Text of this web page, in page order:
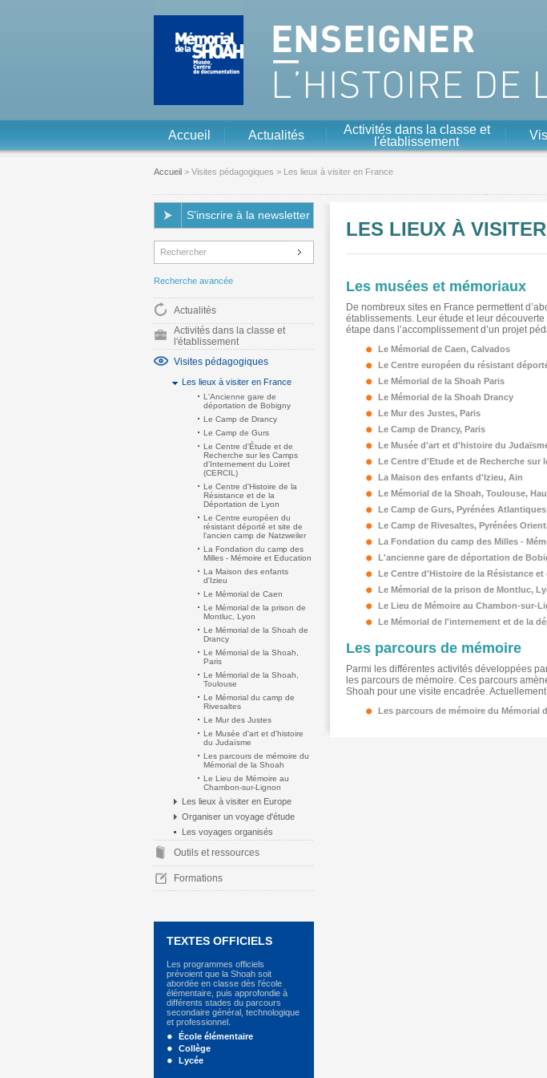
Accueil Actualités
Activités dans la classe et
l'établissement
Accueil > Visites pédagogiques > Les lieux à visiter en France
S'inscrire à la newsletter
Recherche avancée
Actualités
Activités dans la classe et
l'établissement
Visites pédagogiques
Les lieux à visiter en France
L'Ancienne gare de
déportation de Bobigny
Le Camp de Drancy
Le Camp de Gurs
Le Centre d'Étude et de
Recherche sur les Camps
d'Internement du Loiret
(CERCIL)
Le Centre d'Histoire de la
Résistance et de la
Déportation de Lyon
Le Centre européen du
résistant déporté et site de
l'ancien camp de Natzweiler
La Fondation du camp des
Milles - Mémoire et Education
La Maison des enfants
d'Izieu
Le Mémorial de Caen
Le Mémorial de la prison de
Montluc, Lyon
Le Mémorial de la Shoah de
Drancy
Le Mémorial de la Shoah,
Paris
Le Mémorial de la Shoah,
Toulouse
Le Mémorial du camp de
Rivesaltes
Le Mur des Justes
Le Musée d'art et d'histoire
du Judaïsme
Les parcours de mémoire du
Mémorial de la Shoah
Le Lieu de Mémoire au
Chambon-sur-Lignon
Les lieux à visiter en Europe
Organiser un voyage d'étude
Les voyages organisés
Outils et ressources
Formations
TEXTES OFFICIELS
Les programmes officiels
prévoient que la Shoah soit
abordée en classe dès l’école
élémentaire, puis approfondie à
différents stades du parcours
secondaire général, technologique
et professionnel.
École élémentaire
Collège
Lycée
LES LIEUX À
Les musées et mémoriaux
De nombreux sites en France permettent
établissements. Leur étude et leur
étape dans l’accomplissement d’un projet
Le Mémorial de Caen, Calvados
Le Centre européen du résistant
Le Mémorial de la Shoah Paris
Le Mémorial de la Shoah Drancy
Le Mur des Justes, Paris
Le Camp de Drancy, Paris
Le Musée d'art et d'histoire du
Le Centre d'Etude et de Recherche
La Maison des enfants d'Izieu, Ain
Le Mémorial de la Shoah, Toulouse,
Le Camp de Gurs, Pyrénées Atlantiques
Le Camp de Rivesaltes, Pyrénées
La Fondation du camp des Milles -
L'ancienne gare de déportation de
Le Centre d'Histoire de la Résistance et
Le Mémorial de la prison de Montluc,
Le Lieu de Mémoire au Chambon-sur-
Le Mémorial de l'internement et de la
Les parcours de mémoire
Parmi les différentes activités développées
les parcours de mémoire. Ces parcours
Shoah pour une visite encadrée.
Les parcours de mémoire du Mémorial